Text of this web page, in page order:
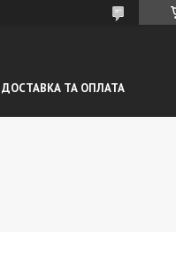
ДОСТАВКА ТА ОПЛАТА